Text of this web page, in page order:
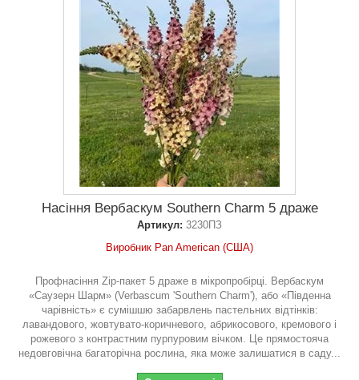
Насіння Вербаскум Southern Charm 5 драже
Артикул: 3230ПЗ
Виробник Pan American (США)
Профнасіння Zip-пакет 5 драже в мікропробірці. Вербаскум
«Саузерн Шарм» (Verbascum 'Southern Charm'), або «Південна
чарівність» є сумішшю забарвлень пастельних відтінків:
лавандового, жовтувато-коричневого, абрикосового, кремового і
рожевого з контрастним пурпуровим вічком. Це прямостояча
недовговічна багаторічна рослина, яка може залишатися в саду...